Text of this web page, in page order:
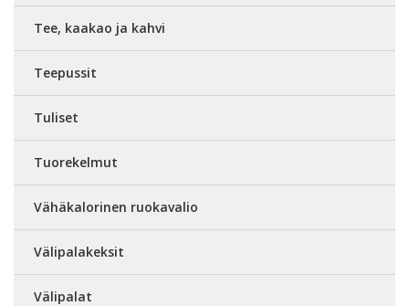
Tee, kaakao ja kahvi
Teepussit
Tuliset
Tuorekelmut
Vähäkalorinen ruokavalio
Välipalakeksit
Välipalat